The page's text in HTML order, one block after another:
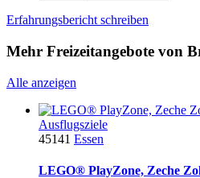
Erfahrungsbericht schreiben
Mehr Freizeitangebote von
Alle anzeigen
Ausflugsziele
45141 Essen
LEGO® PlayZone, Zeche